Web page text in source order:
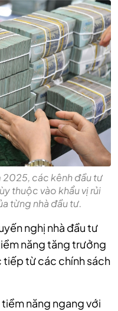
2025, các kênh đầu tư
thuộc vào khẩu vị rủi
từng nhà đầu tư.
nghị nhà đầu tư
năng tăng trưởng
từ các chính sách
năng ngang với